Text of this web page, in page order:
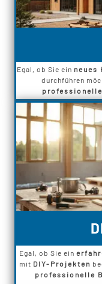
Egal, ob Sie ein neues
durchführen
Egal, ob Sie ein
mit DIY-Projekten
professionelle